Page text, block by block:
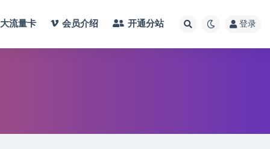
大流量卡 会员介绍 开通分站 登录